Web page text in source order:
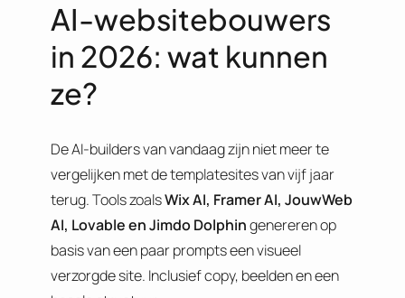
AI-websitebouwers
in 2026: wat kunnen
ze?
De AI-builders van vandaag zijn niet meer te
vergelijken met de templatesites van vijf jaar
terug. Tools zoalsWix AI, Framer AI, JouwWeb
AI, Lovable en Jimdo Dolphingenereren op
basis van een paar prompts een visueel
verzorgde site. Inclusief copy, beelden en een